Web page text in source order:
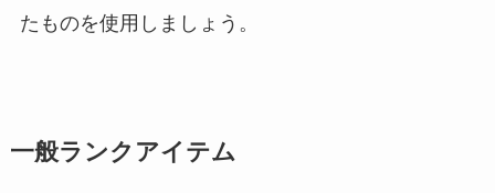
たものを使用しましょう。
一般ランクアイテム